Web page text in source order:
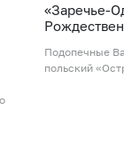
«Заречье-
Подопечные
польский